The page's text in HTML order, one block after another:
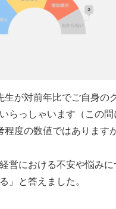
生が対前年比でご自身の
らっしゃいます（この問
程度の数値ではあります
営における不安や悩みに
」と答えました。